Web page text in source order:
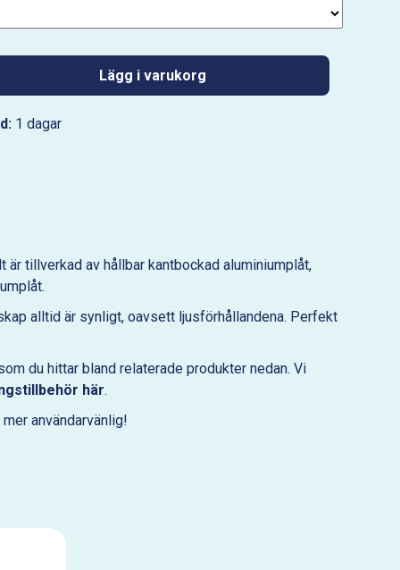
Lägg i varukorg
1 dagar
tillverkad av hållbar kantbockad aluminiumplåt,
alltid är synligt, oavsett ljusförhållandena. Perfekt
du hittar bland relaterade produkter nedan. Vi
här.
användarvänlig!